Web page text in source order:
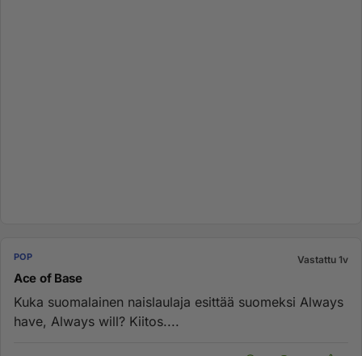
POP Vastattu 1v
Ace of Base
Kuka suomalainen naislaulaja esittää suomeksi Always
have, Always will? Kiitos....